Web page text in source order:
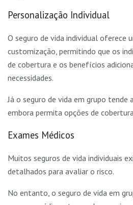
Personalização Individual
O seguro de vida individual oferece
customização, permitindo que os
de cobertura e os benefícios
necessidades.
Já o seguro de vida em grupo tende
embora permita opções de
Exames Médicos
Muitos seguros de vida individuais
detalhados para avaliar o risco.
No entanto, o seguro de vida em